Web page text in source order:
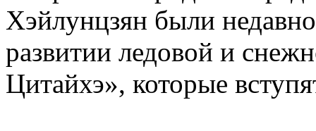
Хэйлунцзян были
развитии ледовой и
Цитайхэ», которые